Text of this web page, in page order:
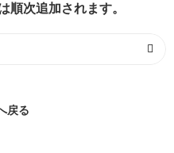
順次追加されます。
戻る